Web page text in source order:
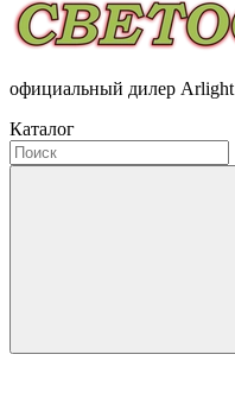
официальный дилер Arlight
Каталог